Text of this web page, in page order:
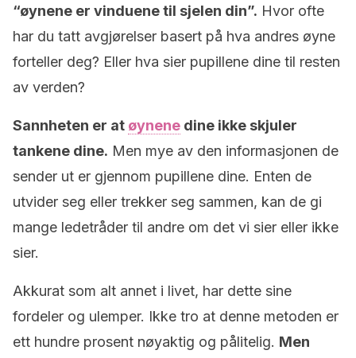
“øynene er vinduene til sjelen din”. Hvor ofte
har du tatt avgjørelser basert på hva andres øyne
forteller deg? Eller hva sier pupillene dine til resten
av verden?
Sannheten er at øynene dine ikke skjuler
tankene dine. Men mye av den informasjonen de
sender ut er gjennom pupillene dine. Enten de
utvider seg eller trekker seg sammen, kan de gi
mange ledetråder til andre om det vi sier eller ikke
sier.
Akkurat som alt annet i livet, har dette sine
fordeler og ulemper. Ikke tro at denne metoden er
ett hundre prosent nøyaktig og pålitelig. Men